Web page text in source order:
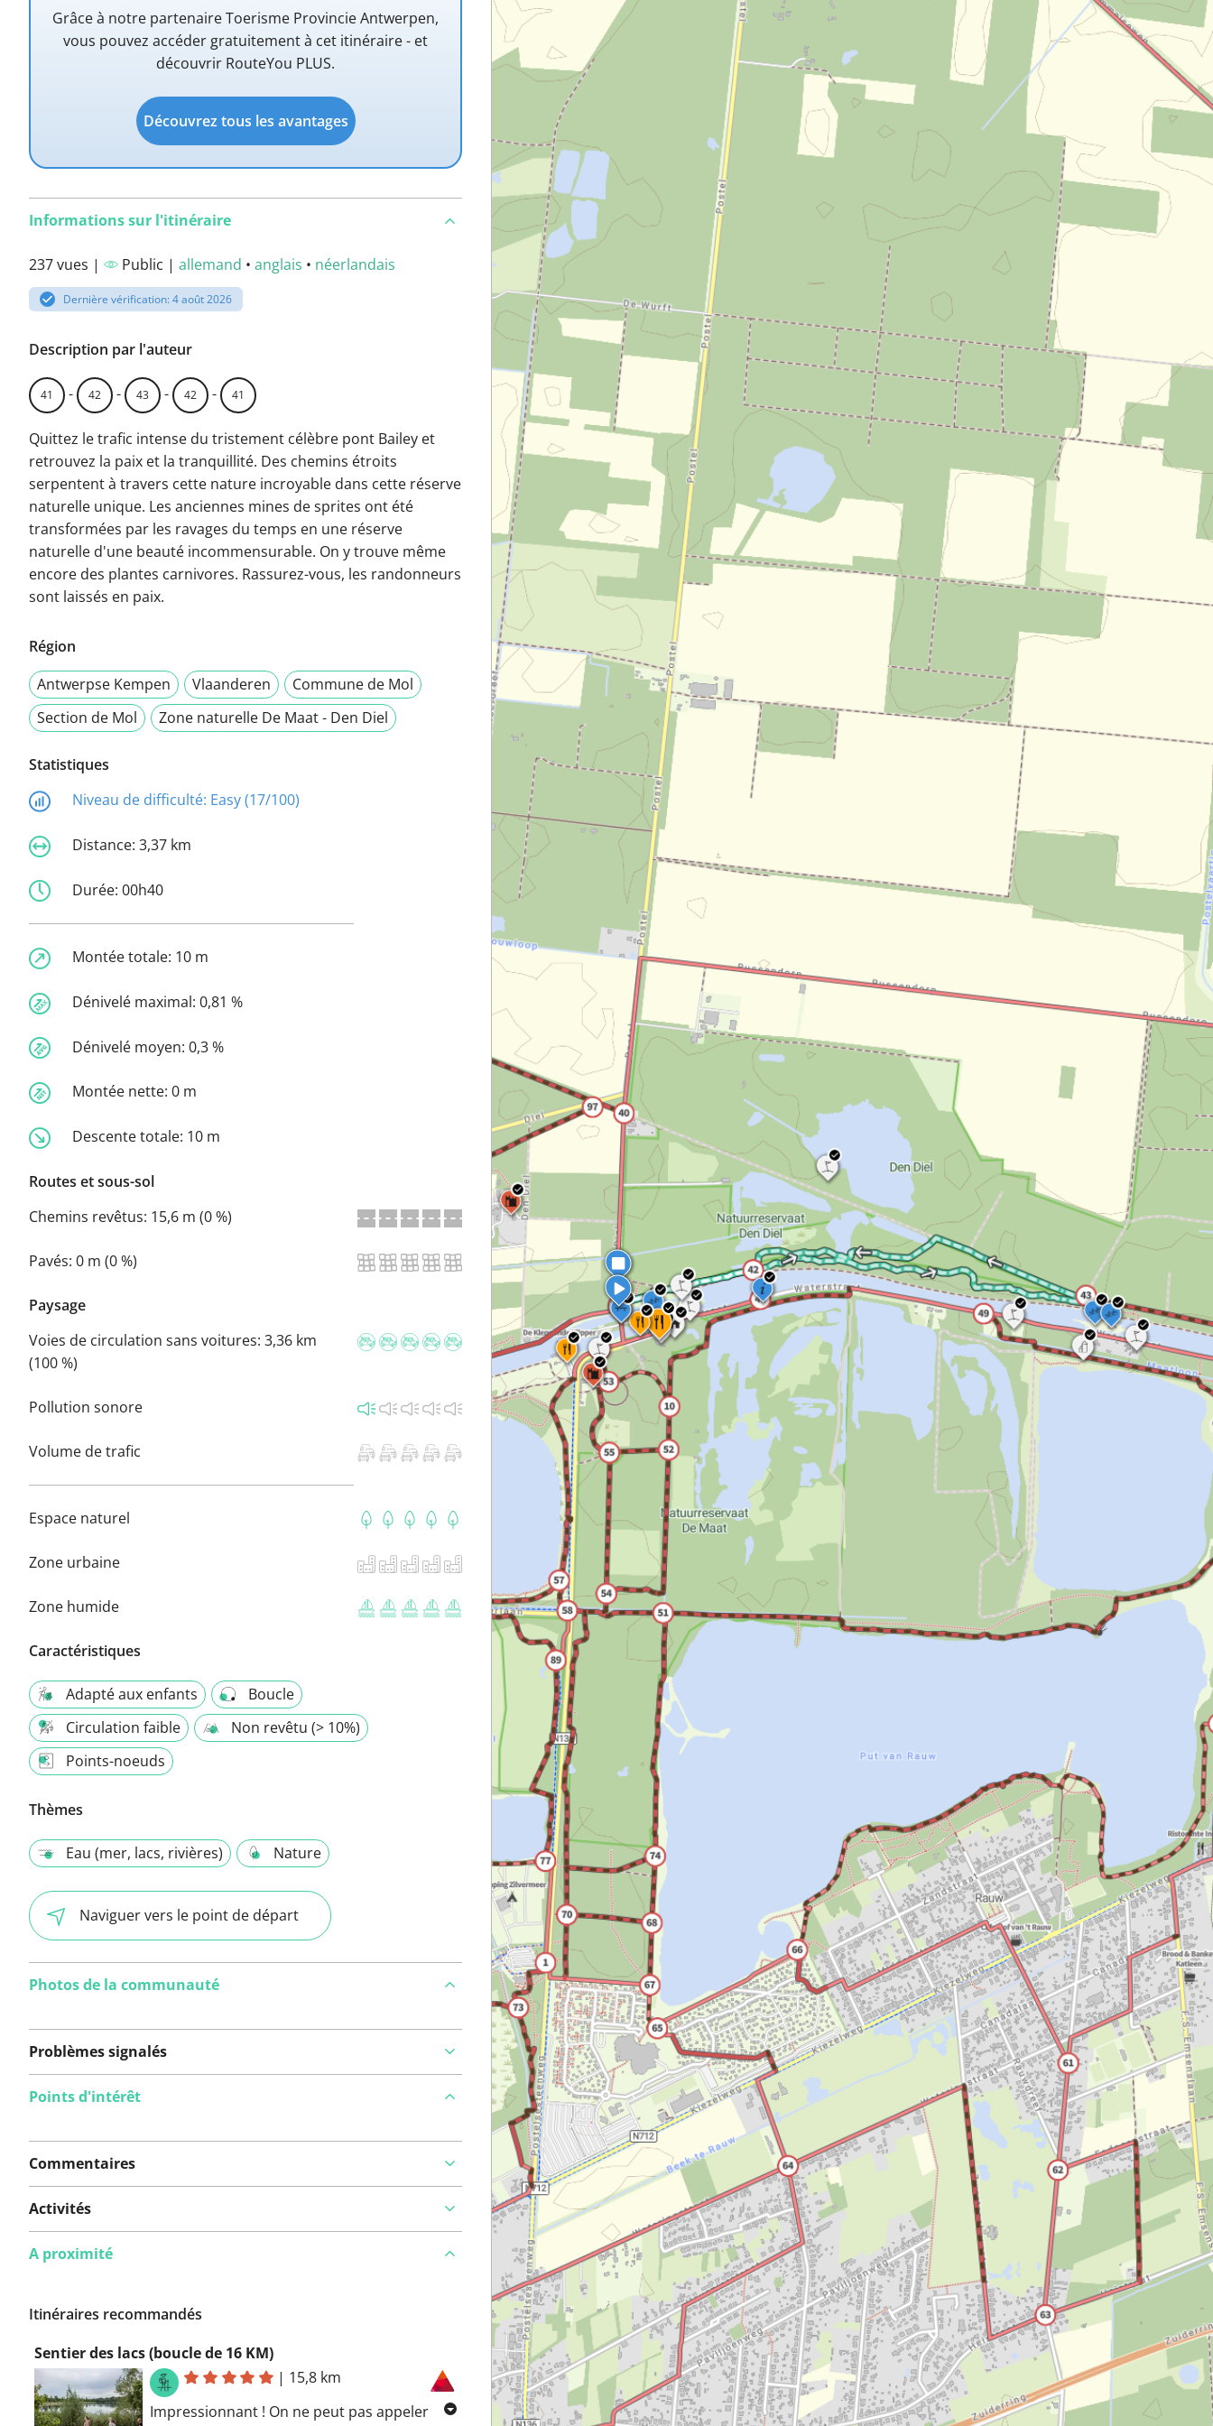
Grâce à notre partenaire Toerisme Provincie Antwerpen,
vous pouvez accéder gratuitement à cet itinéraire - et
découvrir RouteYou PLUS.
Découvrez tous les avantages
Informations sur l'itinéraire
237 vues | Public | allemand • anglais • néerlandais
Dernière vérification: 4 août 2026
Description par l'auteur
41 - 42 - 43 - 42 - 41
Quittez le trafic intense du tristement célèbre pont Bailey et
retrouvez la paix et la tranquillité. Des chemins étroits
serpentent à travers cette nature incroyable dans cette réserve
naturelle unique. Les anciennes mines de sprites ont été
transformées par les ravages du temps en une réserve
naturelle d'une beauté incommensurable. On y trouve même
encore des plantes carnivores. Rassurez-vous, les randonneurs
sont laissés en paix.
Région
Antwerpse Kempen
Vlaanderen
Commune de Mol
Section de Mol
Zone naturelle De Maat - Den Diel
Statistiques
Niveau de difficulté: Easy (17/100)
Distance: 3,37 km
Durée: 00h40
Montée totale: 10 m
Dénivelé maximal: 0,81 %
Dénivelé moyen: 0,3 %
Montée nette: 0 m
Descente totale: 10 m
Routes et sous-sol
Chemins revêtus: 15,6 m (0 %)
Pavés: 0 m (0 %)
Paysage
Voies de circulation sans voitures: 3,36 km
(100 %)
Pollution sonore
Volume de trafic
Espace naturel
Zone urbaine
Zone humide
Caractéristiques
Adapté aux enfants
Boucle
Circulation faible
Non revêtu (> 10%)
Points-noeuds
Thèmes
Eau (mer, lacs, rivières) Nature
Naviguer vers le point de départ
Photos de la communauté
Problèmes signalés
encore été signalé sur
Vous avez remarqué quelque chose sur cet itinéraire ?
Ajouter
Points d'intérêt
Commentaires
Activités
A proximité
Itinéraires recommandés
Sentier des lacs (boucle de 16 KM)
| 15,8 km
Impressionnant ! On ne peut pas appeler